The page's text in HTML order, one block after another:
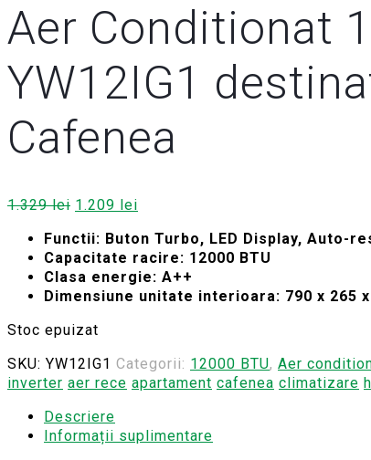
Aer Conditionat
YW12IG1
Cafenea
1.329lei Prețul
a
fost:
1.329 lei.
1.209 lei
este:
1.209 lei.
Functii: Buton Turbo, LED Display,
Capacitate racire: 12000 BTU
Clasa energie: A++
Dimensiune unitate interioara: 790 x 265
Stoc epuizat
SKU: YW12IG1 Categorii: 12000 BTU, Aer
inverter aer rece apartament cafenea climatizare
Descriere
Informații suplimentare